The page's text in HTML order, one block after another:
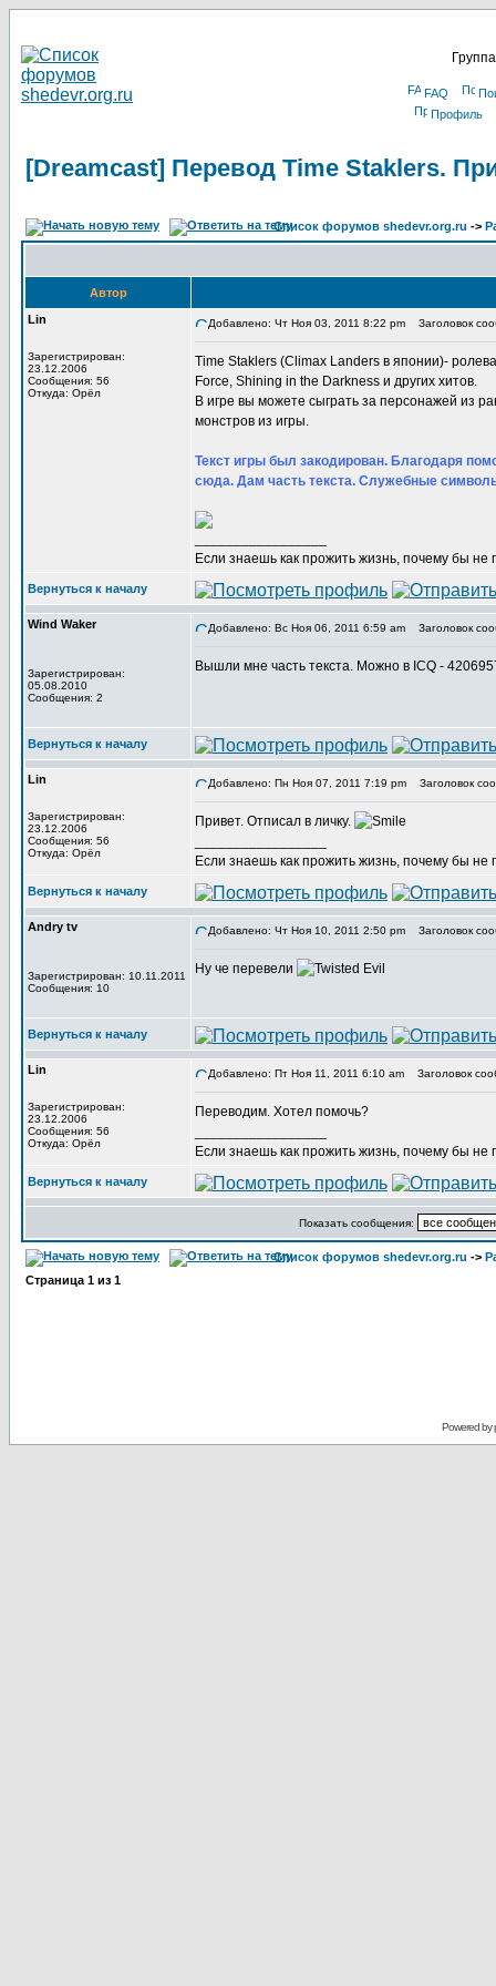
FAQ
Профиль
[Dreamcast] Перевод Time Staklers.
Список форумов shedevr.org.ru ->
Автор
Lin
Зарегистрирован:
23.12.2006
Сообщения: 56
Откуда: Орёл
Добавлено: Чт Ноя 03, 2011 8:22 pm Заголовок
Time Staklers (Climax Landers в японии)-
Force, Shining in the Darkness и других хитов.
В игре вы можете сыграть за персонажей из
монстров из игры.
Текст игры был закодирован. Благодаря
сюда. Дам часть текста. Служебные
Если знаешь как прожить жизнь, почему бы не
Вернуться к началу
Wind Waker
Зарегистрирован:
05.08.2010
Сообщения: 2
Добавлено: Вс Ноя 06, 2011 6:59 am Заголовок
Вышли мне часть текста. Можно в ICQ -
Вернуться к началу
Lin
Зарегистрирован:
23.12.2006
Сообщения: 56
Откуда: Орёл
Добавлено: Пн Ноя 07, 2011 7:19 pm Заголовок
Привет. Отписал в личку.
Если знаешь как прожить жизнь, почему бы не
Вернуться к началу
Andry tv
Зарегистрирован: 10.11.2011
Сообщения: 10
Добавлено: Чт Ноя 10, 2011 2:50 pm Заголовок
Ну че перевели
Вернуться к началу
Lin
Зарегистрирован:
23.12.2006
Сообщения: 56
Откуда: Орёл
Добавлено: Пт Ноя 11, 2011 6:10 am Заголовок
Переводим. Хотел помочь?
Если знаешь как прожить жизнь, почему бы не
Вернуться к началу
Показать сообщения:
Список форумов shedevr.org.ru ->
Страница 1 из 1
Powered by